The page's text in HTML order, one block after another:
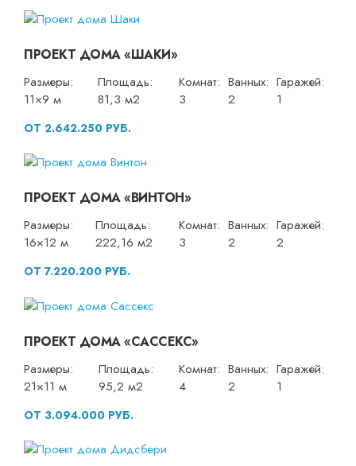
ПРОЕКТ ДОМА «ШАКИ»
Размеры:
11×9 м
Площадь:
81,3 м2
Комнат:
3
Ванных:
2
Гаражей:
1
ОТ 2.642.250 РУБ.
ПРОЕКТ ДОМА «ВИНТОН»
Размеры:
16×12 м
Площадь:
222,16 м2
Комнат:
3
Ванных:
2
Гаражей:
2
ОТ 7.220.200 РУБ.
ПРОЕКТ ДОМА «САССЕКС»
Размеры:
21×11 м
Площадь:
95,2 м2
Комнат:
4
Ванных:
2
Гаражей:
1
ОТ 3.094.000 РУБ.